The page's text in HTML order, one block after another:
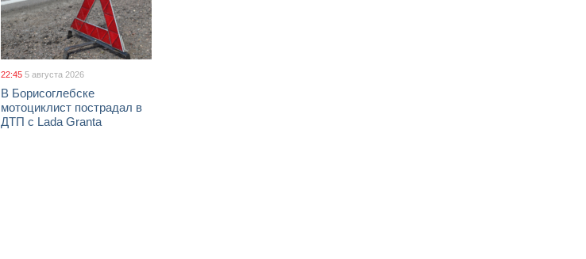
22:45 5 августа 2026
В Борисоглебске
мотоциклист пострадал в
ДТП с Lada Granta